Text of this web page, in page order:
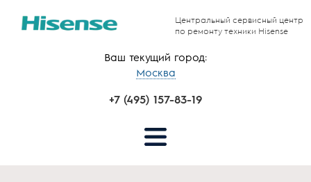
Центральный сервисный центр
по ремонту техники Hisense
Ваш текущий город:
Москва
+7 (495) 157-83-19